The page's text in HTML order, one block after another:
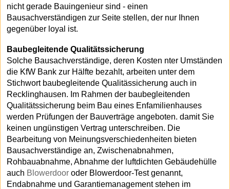
nicht gerade Bauingenieur sind - einen
Bausachverständigen zur Seite stellen, der nur Ihnen
gegenüber loyal ist.
Baubegleitende Qualitätssicherung
Solche Bausachverständige, deren Kosten nter Umständen
die KfW Bank zur Hälfte bezahlt, arbeiten unter dem
Stichwort baubegleitende Qualitässicherung auch in
Recklinghausen. Im Rahmen der baubegleitenden
Qualitätssicherung beim Bau eines Enfamilienhauses
werden Prüfungen der Bauverträge angeboten. damit Sie
keinen ungünstigen Vertrag unterschreiben. Die
Bearbeitung von Meinungsverschiedenheiten bieten
Bausachverständige an, Zwischenabnahmen,
Rohbauabnahme, Abnahme der luftdichten Gebäudehülle
auch Blowerdoor oder Blowerdoor-Test genannt,
Endabnahme und Garantiemanagement stehen im